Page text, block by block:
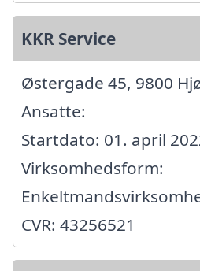
KKR Service
Østergade 45, 9800
Ansatte:
Startdato: 01. april
Virksomhedsform:
CVR: 43256521